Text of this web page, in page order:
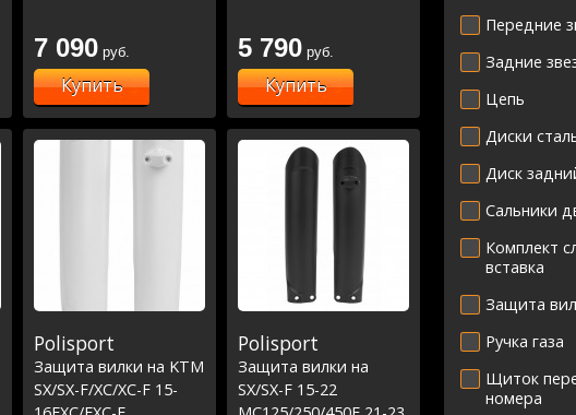
23 /SXF250,450 03-
23,SXF350 11-
23,SX125,250 98-
23,SX150 08-23 -
(220MM)
7 090 руб.
Купить
5 790 руб.
Купить
Polisport
Защита вилки на KTM
SX/SX-F/XC/XC-F 15-
Polisport
Защита вилки на
SX/SX-F 15-22
Передние
Задние
Цепь
Диски
Диск
Сальники
Комплект
вставка
Защита
Ручка газа
Щиток
номера